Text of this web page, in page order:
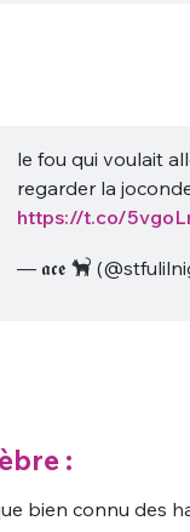
le fou qui voulait
regarder la
https://t.co/
— 𝖆𝖈𝖊
:
bien connu des